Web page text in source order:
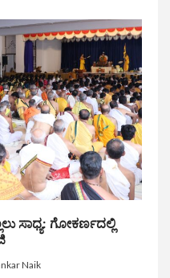
ಸಾಧ್ಯ: ಗೋಕರ್ಣದಲ್ಲಿ
Naik